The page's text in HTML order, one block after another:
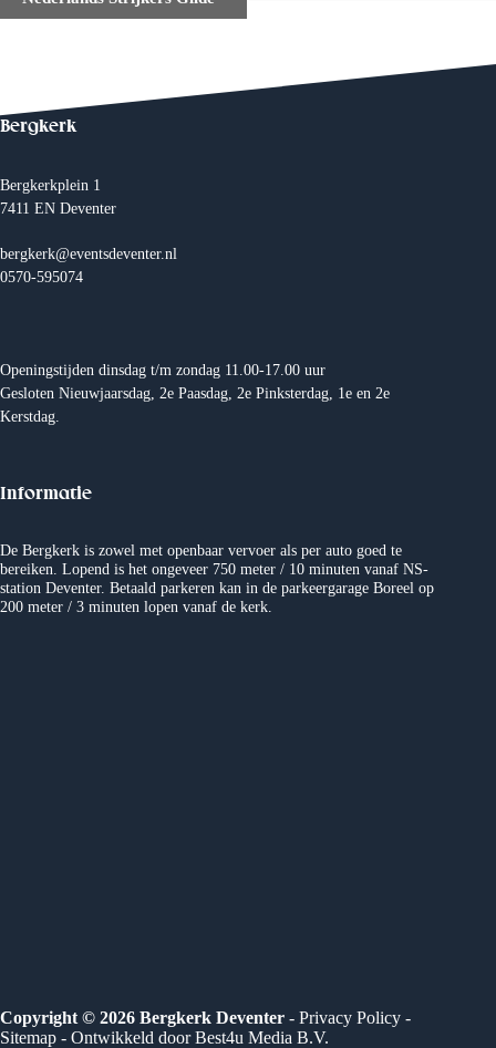
n
t
N
i
g
t
i
e
Bergkerk
Bergkerkplein 1
7411 EN Deventer
bergkerk@eventsdeventer.nl
0570-595074
Openingstijden dinsdag t/m zondag 11.00-17.00 uur
Gesloten Nieuwjaarsdag, 2e Paasdag, 2e Pinksterdag, 1e en 2e
Kerstdag.
Informatie
De Bergkerk is zowel met openbaar vervoer als per auto goed te
bereiken. Lopend is het ongeveer 750 meter / 10 minuten vanaf NS-
station Deventer. Betaald parkeren kan in de parkeergarage Boreel op
200 meter / 3 minuten lopen vanaf de kerk.
Copyright © 2026 Bergkerk Deventer - Privacy Policy -
Sitemap - Ontwikkeld doorBest4u Media B.V.